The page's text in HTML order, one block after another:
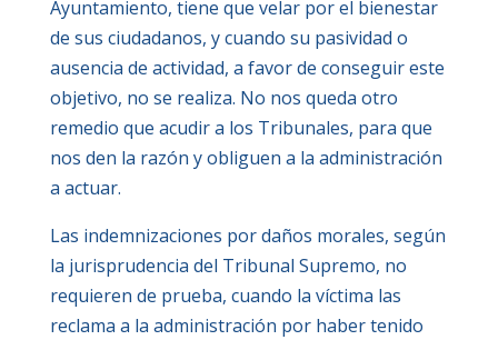
Ayuntamiento, tiene que velar por el bienestar
de sus ciudadanos, y cuando su pasividad o
ausencia de actividad, a favor de conseguir este
objetivo, no se realiza. No nos queda otro
remedio que acudir a los Tribunales, para que
nos den la razón y obliguen a la administración
a actuar.
Las indemnizaciones por daños morales, según
la jurisprudencia del Tribunal Supremo, no
requieren de prueba, cuando la víctima las
reclama a la administración por haber tenido